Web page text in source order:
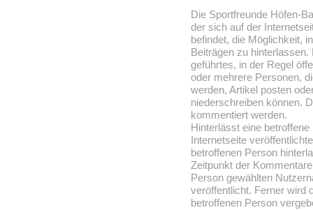
Die Sportfreunde Höfen-
der sich auf der
befindet, die Möglichkeit,
Beiträgen zu
geführtes, in der Regel
oder mehrere Personen,
werden, Artikel posten
niederschreiben können.
kommentiert werden.
Hinterlässt eine
Internetseite
betroffenen Person
Zeitpunkt der
Person gewählten
veröffentlicht. Ferner wird
betroffenen Person